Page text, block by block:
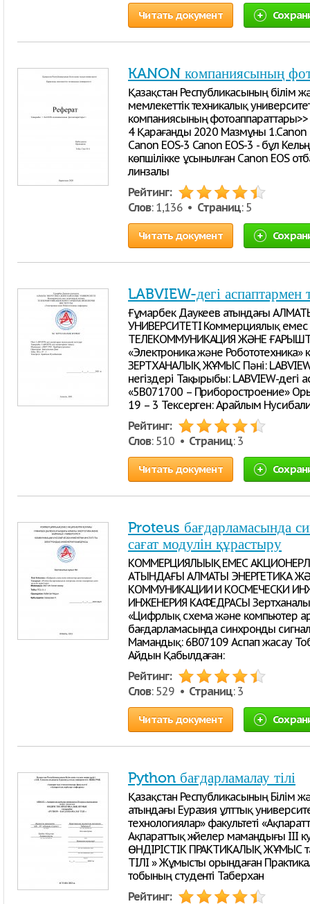
Читать документ
KANON компаниясының
Қазақстан Республикасының білім
мемлекеттік техникалық
компаниясының
4 Қарағанды 2020 Мазмұны 1.Canon
Canon EOS-3 Canon EOS-3 - бұл
көпшілікке ұсынылған Canon EOS
линзалы
Рейтинг:
Слов: 1,136 • Страниц: 5
Читать документ
LABVIEW-дегі аспаптармен
Ғұмарбек Даукеев атындағы
УНИВЕРСИТЕТІ Коммерциялық емес
ТЕЛЕКОММУНИКАЦИЯ ЖӘНЕ
«Электроника және
ЗЕРТХАНАЛЫҚ ЖҰМЫС Пәні:
негіздері Тақырыбы: LABVIEW-
«5В071700 – Приборостроение»
19 – 3 Тексерген: Арайлым
Рейтинг:
Слов: 510 • Страниц: 3
Читать документ
Proteus бағдарламасында
сағат модулін құрастыру
КОММЕРЦИЯЛЫЫҚ ЕМЕС
АТЫНДАҒЫ АЛМАТЫ ЭНЕРГЕТИКА
КОММУНИКАЦИИ И КОСМЕЧЕСКИ
ИНЖЕНЕРИЯ КАФЕДРАСЫ
«Цифрлық схема және компьютер
бағдарламасында синхронды
Мамандық: 6B07109 Аспап жасау
Айдын Қабылдаған:
Рейтинг:
Слов: 529 • Страниц: 3
Читать документ
Python бағдарламалау тілі
Қазақстан Республикасының Білім
атындағы Еуразия ұлттық
технологиялар» факультеті
Ақпараттық жүйелер мамандығы III
ӨНДІРІСТІК ПРАКТИКАЛЫҚ ЖҰМЫС
ТІЛІ » Жұмысты орындаған
тобының студенті Таберхан
Рейтинг: